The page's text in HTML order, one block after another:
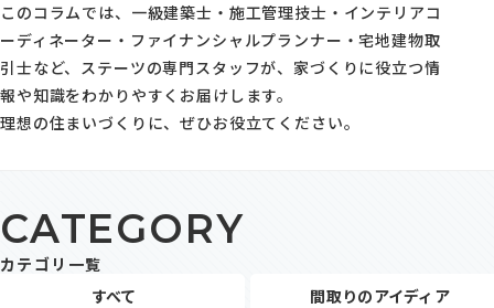
建売・土地情報
企業情報
家づくりコラム
オーナーの方へ
このコラムでは、一級建築士・施工管理技士・インテリアコ
ーディネーター・ファイナンシャルプランナー・宅地建物取
引士など、ステーツの専門スタッフが、家づくりに役立つ情
報や知識をわかりやすくお届けします。
理想の住まいづくりに、ぜひお役立てください。
CATEGORY
カテゴリ一覧
すべて
間取りのアイディア